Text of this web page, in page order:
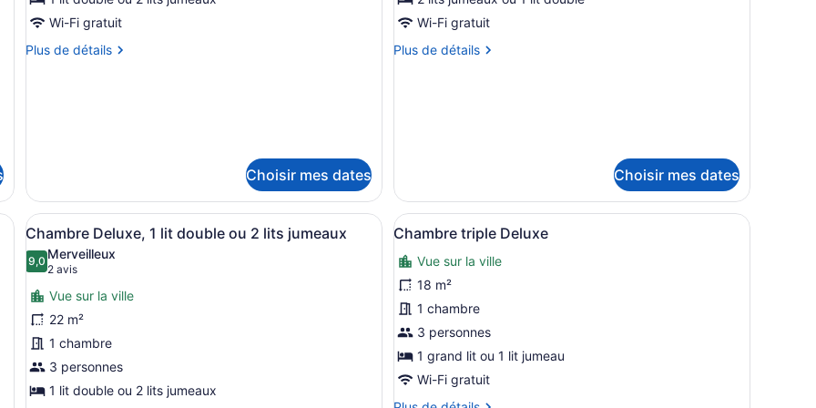
ce
de
Wi-Fi gratuit
Plus de détails
Plus
Choisir mes dates
ce
de
Wi-Fi gratuit
Plus de détails
Plus
Choisir mes dates
en duvet, minibar, coffre-fort
Afficher
toutes
les
photos
pour
ce
type
de
chambre :
Une chambre d’hôtel moderne avec un grand lit, des murs recouverts de panneaux en bois, une table
21
Chambre Deluxe, 1 lit double ou 2 lits jumeaux
9,09,0 sur 10
Merveilleux
2 avis
(2 avis)
Vue sur la ville
22 m²
1 chambre
3 personnes
1 lit double ou 2 lits jumeaux
Afficher
toutes
les
photos
pour
ce
type
de
chambre :
Une chambre d’hôtel moderne dotée
12
Chambre triple Deluxe
Vue sur la ville
18 m²
1 chambre
3 personnes
1 grand lit ou 1 lit jumeau
Wi-Fi gratuit